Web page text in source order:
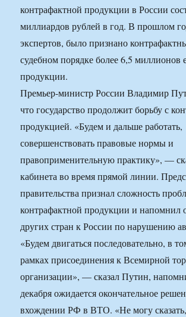
контрафактной продукции в России
миллиардов рублей в год. В прошлом
экспертов, было признано
судебном порядке более 6,5 миллионов
продукции.
Премьер-министр России Владимир
что государство продолжит борьбу с
продукцией. «Будем и дальше работать,
совершенствовать правовые нормы и
правоприменительную практику», —
кабинета во время прямой линии.
правительства признал сложность
контрафактной продукции и напомнил
других стран к России по нарушению
«Будем двигаться последовательно, в
рамках присоединения к Всемирной
организации», — сказал Путин,
декабря ожидается окончательное
вхождении РФ в ВТО. «Не могу